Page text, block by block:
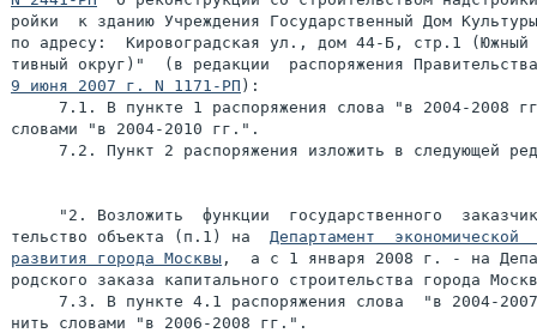
ройки  к зданию Учреждения Государственный Дом
по адресу:  Кировоградская ул., дом 44-Б, стр.1 (Южный
9 июня 2007 г. N 1171-РП ):
7.1. В пункте 1 распоряжения слова "в 2004-2008
словами "в 2004-2010 гг.".
7.2. Пункт 2 распоряжения изложить в следующей
"2. Возложить  функции  государственного
тельство объекта (п.1) на Департамент  экономической
развития города Москвы ,  а с 1 января 2008 г. - на
родского заказа капитального строительства города
7.3. В пункте 4.1 распоряжения слова  "в 2004-
нить словами "в 2006-2008 гг.".